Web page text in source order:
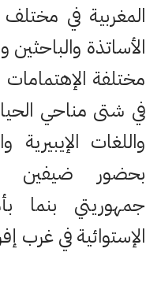
المغربية في
الأساتذة
مختلفة الإهتمامات
في شتى مناحي
واللغات الإيبيرية
بحضور ضيفين
جمهوريتي بنما
الإستوائية في غرب